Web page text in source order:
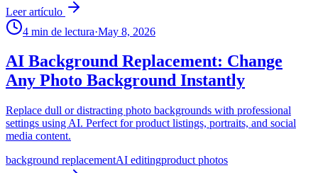
Leer artículo
4 min de lectura·May 8, 2026
AI Background Replacement: Change
Any Photo Background Instantly
Replace dull or distracting photo backgrounds with professional
settings using AI. Perfect for product listings, portraits, and social
media content.
background replacementAI editingproduct photos